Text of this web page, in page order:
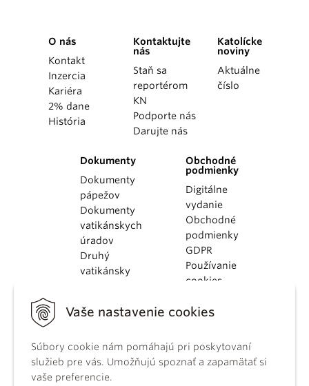
Vaše nastavenie cookies
Súbory cookie nám pomáhajú pri poskytovaní
služieb pre vás. Umožňujú spoznať a zapamätať si
vaše preferencie.
O nás
Kontakt
Inzercia
Kariéra
2% dane
História
Kontaktujte
nás
Staň sa
reportérom
KN
Podporte nás
Darujte nás
Katolícke
noviny
Aktuálne
číslo
Dokumenty
Dokumenty
pápežov
Dokumenty
vatikánskych
úradov
Druhý
vatikánsky
KBS
kánonického
práva
Katechizmus
Obchodné
podmienky
Digitálne
vydanie
Obchodné
podmienky
GDPR
Používanie
cookies